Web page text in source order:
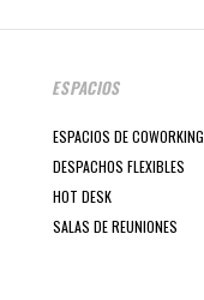
ESPACIOS
ESPACIOS DE COWORKING
DESPACHOS FLEXIBLES
HOT DESK
SALAS DE REUNIONES